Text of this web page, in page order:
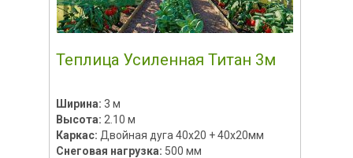
Теплица Усиленная Титан 3м
Ширина: 3 м
Высота: 2.10 м
Каркас: Двойная дуга 40x20 + 40х20мм
Снеговая нагрузка: 500 мм